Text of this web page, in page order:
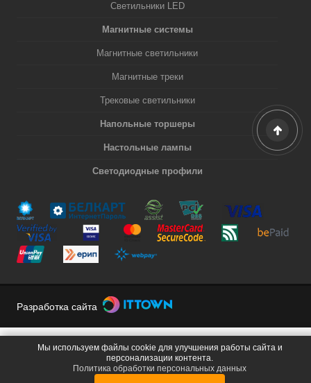
Светильники LED
Магнитные системы
Магнитные светильники
Магнитные треки
Трековые светильники
Напольные торшеры
Настольные лампы
Светодиодные профили
Разработка сайта
Мы используем файлы cookie для улучшения работы сайта и
персонализации контента.
Политика обработки персональных данных